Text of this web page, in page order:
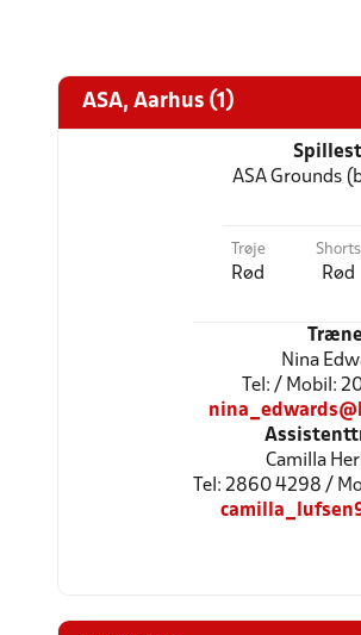
ASA, Aarhus (1)
ASA Grounds
Trøje
Rød
Shorts
Rød
Nina
Tel: / Mobil:
Camilla
Tel: 2860 4298 /